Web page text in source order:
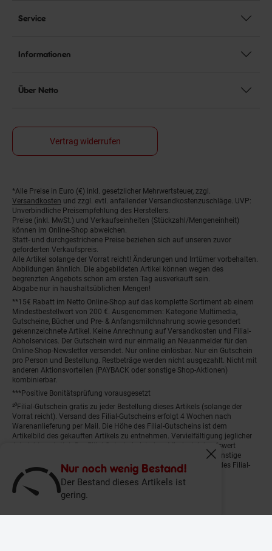
Nur noch wenig Bestand!
Der Bestand dieses Artikels ist
gering.
Fenster
Service
Informationen
Über Netto
Vertrag widerrufen
Fußnoten
*Alle Preise in Euro (€) inkl. gesetzlicher Mehrwertsteuer, zzgl.
Versandkosten und zzgl. evtl. anfallender Versandkostenzuschläge. UVP:
Unverbindliche Preisempfehlung des Herstellers.
Preise (inkl. MwSt.) und Verkaufseinheiten (Stückzahl/Mengeneinheit)
können im Online-Shop abweichen.
Statt- und durchgestrichene Preise beziehen sich auf unseren zuvor
geforderten Verkaufspreis.
Alle Artikel solange der Vorrat reicht! Änderungen und Irrtümer vorbehalten.
Abbildungen ähnlich. Die abgebildeten Artikel können wegen des
begrenzten Angebots schon am ersten Tag ausverkauft sein.
Abgabe nur in haushaltsüblichen Mengen!
**15€ Rabatt im Netto Online-Shop auf das komplette Sortiment ab einem
Mindestbestellwert von 200 €. Ausgenommen: Kategorie Multimedia,
Gutscheine, Bücher und Pre- & Anfangsmilchnahrung sowie gesondert
gekennzeichnete Artikel. Keine Anrechnung auf Versandkosten und Filial-
Abholservices. Der Gutschein wird nur einmalig an Neuanmelder für den
Online-Shop-Newsletter versendet. Nur online einlösbar. Nur ein Gutschein
pro Person und Bestellung. Restbeträge werden nicht ausgezahlt. Nicht mit
anderen Aktionsvorteilen (PAYBACK oder sonstige Shop-Aktionen)
kombinierbar.
***Positive Bonitätsprüfung vorausgesetzt
²⁰Filial-Gutschein gratis zu jeder Bestellung dieses Artikels (solange der
Vorrat reicht). Versand des Filial-Gutscheins erfolgt 4 Wochen nach
Warenanlieferung per Mail. Die Höhe des Filial-Gutscheins ist dem
Artikelbild des gekauften Artikels zu entnehmen. Vervielfältigung jeglicher
Art nicht gestattet. Der Filial-Gutschein ist ohne Mindesteinkaufswert
einlösbar. Nicht mit anderen Aktionsvorteilen (PAYBACK oder sonstige
Shop-Aktionen) kombinierbar. Der jeweilige Gültigkeitszeitraum des Filial-
Gutscheins ist darauf vermerkt.